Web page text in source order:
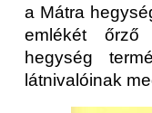
a Mátra
emlékét
hegység
látnivalóinak